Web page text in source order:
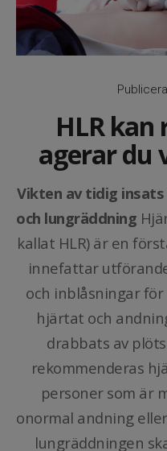
Kontakt
HLR kan
agerar du
Vikten av tidig
och lungräddning
kallat HLR) är en
innefattar
och inblåsningar
hjärtat och
drabbats av
rekommenderas
personer som är
onormal andning
lungräddningen